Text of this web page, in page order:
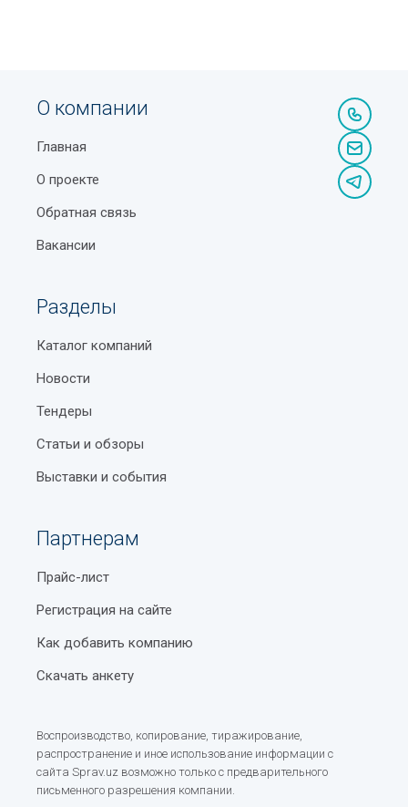
О компании
Главная
О проекте
Обратная связь
Вакансии
Разделы
Каталог компаний
Новости
Тендеры
Статьи и обзоры
Выставки и события
Партнерам
Прайс-лист
Регистрация на сайте
Как добавить компанию
Скачать анкету
Воспроизводство, копирование, тиражирование,
распространение и иное использование информации с
сайта Sprav.uz возможно только с предварительного
письменного разрешения компании.